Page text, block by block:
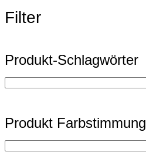
Filter
Produkt-Schlagwörter
Produkt Farbstimmung